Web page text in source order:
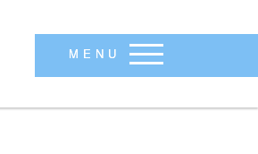
MENU